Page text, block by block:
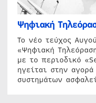
Ψηφιακή
Το νέο τεύχος
«Ψηφιακή
με το περιοδικό
ηγείται στην
συστημάτων